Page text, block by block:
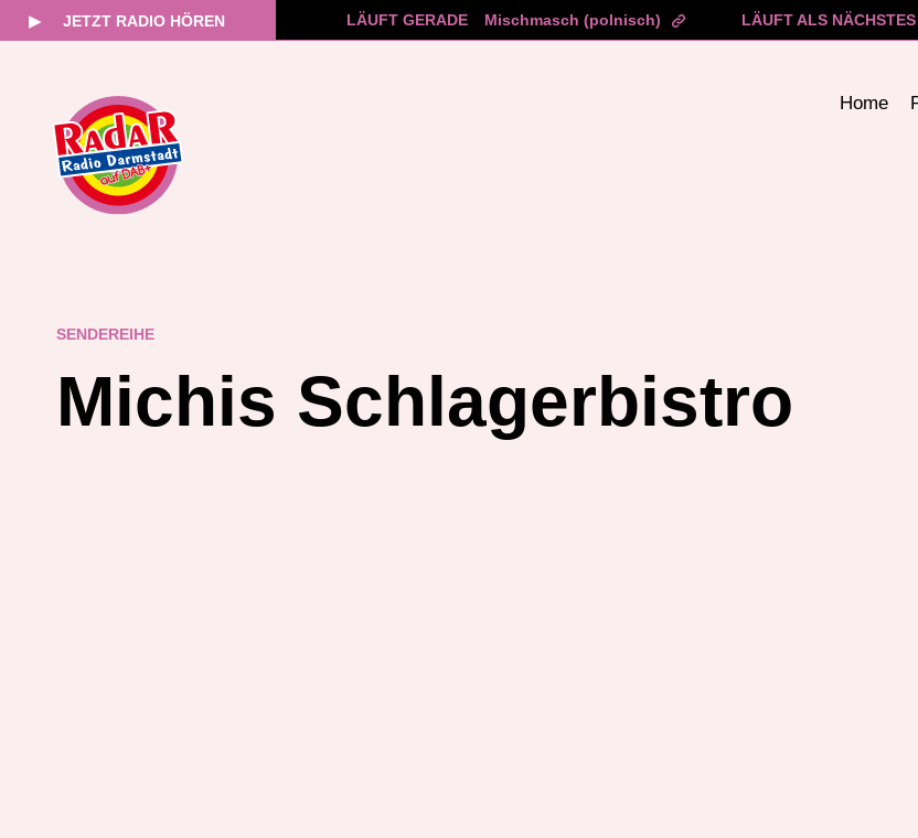
▶ JETZT RADIO HÖREN LÄUFT GERADE Mischmasch (polnisch) LÄUFT ALS NÄCHSTES
Home
SENDEREIHE
Michis Schlagerbistro